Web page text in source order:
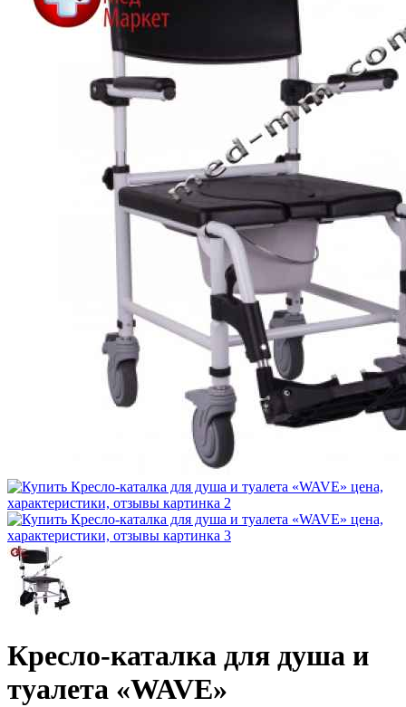
Кресло-каталка для душа и
туалета «WAVE»